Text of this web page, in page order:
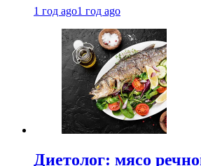
1 год ago1 год ago
Диетолог: мясо